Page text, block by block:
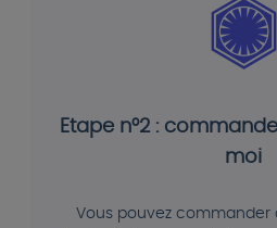
Etape n°2 :
moi
Vous pouvez